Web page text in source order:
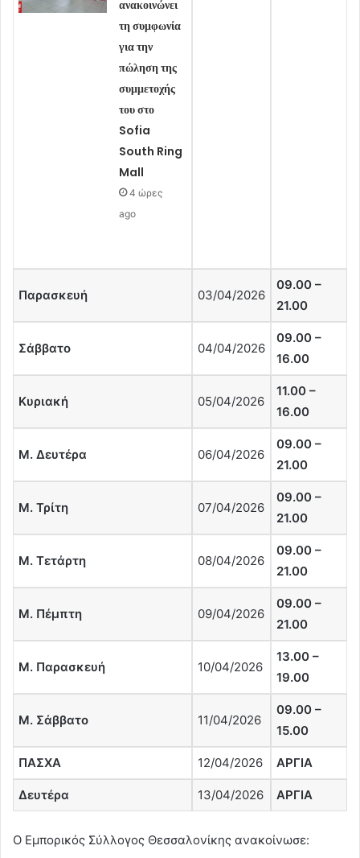
ανακοινώνει
τη συμφωνία
για την
πώληση της
συμμετοχής
του στο
Sofia
South Ring
Mall
4 ώρες
ago
Παρασκευή 03/04/2026
09.00 –
21.00
Σάββατο 04/04/2026
09.00 –
16.00
Κυριακή 05/04/2026
11.00 –
16.00
Μ. Δευτέρα 06/04/2026
09.00 –
21.00
Μ. Τρίτη 07/04/2026
09.00 –
21.00
Μ. Τετάρτη 08/04/2026
09.00 –
21.00
Μ. Πέμπτη 09/04/2026
09.00 –
21.00
Μ. Παρασκευή 10/04/2026
13.00 –
19.00
Μ. Σάββατο 11/04/2026
09.00 –
15.00
ΠΑΣΧΑ 12/04/2026 ΑΡΓΙΑ
Δευτέρα 13/04/2026 ΑΡΓΙΑ
Ο Εμπορικός Σύλλογος Θεσσαλονίκης ανακοίνωσε: